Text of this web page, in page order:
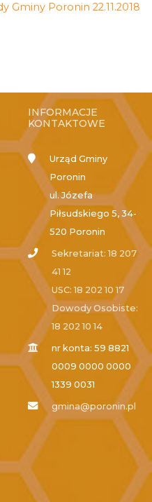
Gminy Poronin 22.11.2018
INFORMACJE
KONTAKTOWE
Urząd Gminy
Poronin
ul. Józefa
Piłsudskiego 5, 34-
520 Poronin
Sekretariat: 18 207
41 12
USC: 18 202 10 17
Dowody Osobiste:
18 202 10 14
nr konta: 59 8821
0009 0000 0000
1339 0031
gmina@poronin.pl